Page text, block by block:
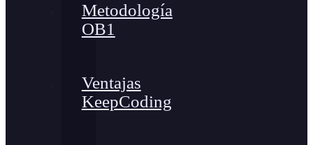
Metodología
OB1
Ventajas
KeepCoding